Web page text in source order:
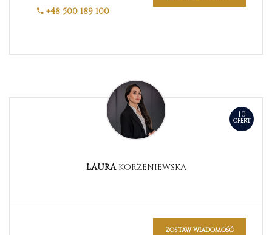
+48 500 189 100
10
OFERT
LAURA KORZENIEWSKA
zostaw wiadomość